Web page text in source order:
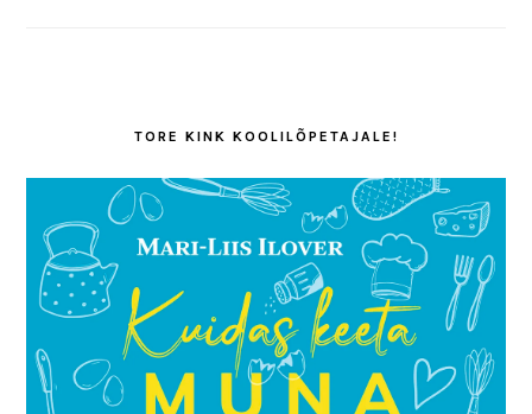
TORE KINK KOOLILÕPETAJALE!